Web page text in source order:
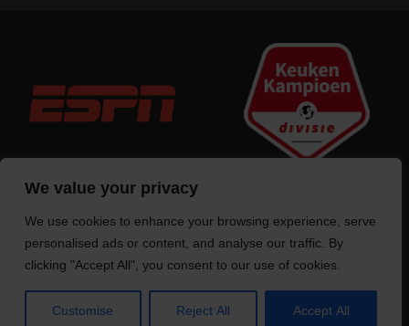
We value your privacy
We use cookies to enhance your browsing experience, serve
personalised ads or content, and analyse our traffic. By
clicking "Accept All", you consent to our use of cookies.
Customise Reject All Accept All
Trotse bouwervan deze website